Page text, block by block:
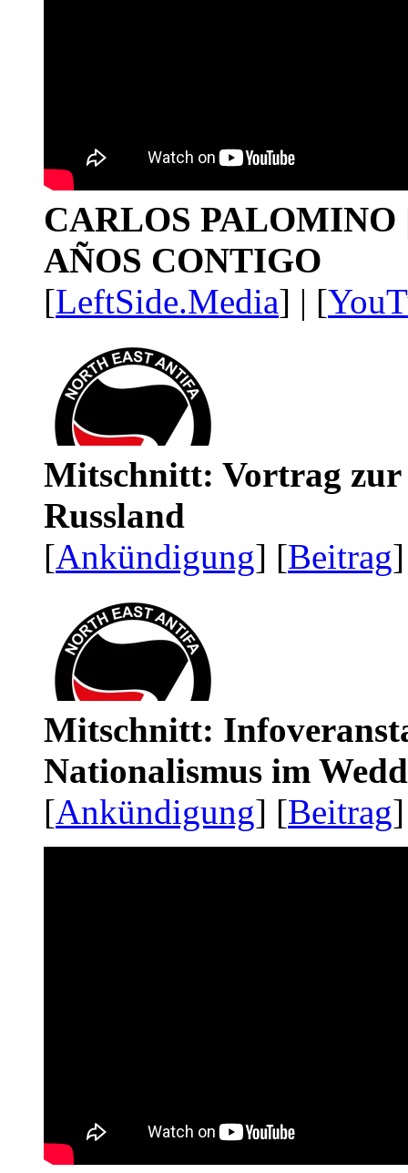
CARLOS PALOMINO
AÑOS CONTIGO
[LeftSide.Media] | [
Mitschnitt: Vortrag zur
Russland
[Ankündigung] [Beitrag
Mitschnitt:
Nationalismus im
[Ankündigung] [Beitrag